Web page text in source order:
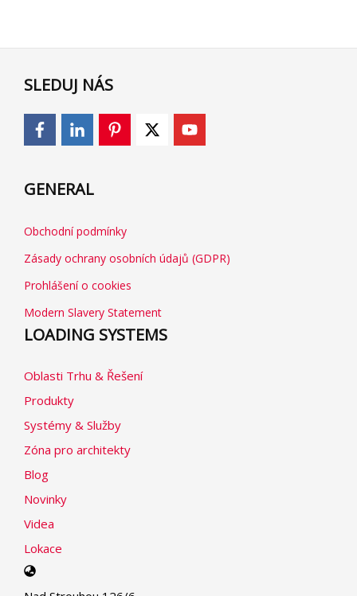
SLEDUJ NÁS
GENERAL
Obchodní podmínky
Zásady ochrany osobních údajů (GDPR)
Prohlášení o cookies
Modern Slavery Statement
LOADING SYSTEMS
Oblasti Trhu & Řešení
Produkty
Systémy & Služby
Zóna pro architekty
Blog
Novinky
Videa
Lokace
Select